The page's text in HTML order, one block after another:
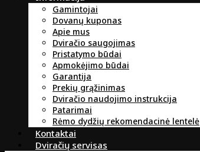
Gamintojai
Dovanų kuponas
Apie mus
Dviračio saugojimas
Pristatymo būdai
Apmokėjimo būdai
Garantija
Prekių grąžinimas
Dviračio naudojimo instrukcija
Patarimai
Rėmo dydžių rekomendacinė lentelė
Kontaktai
Dviračių servisas